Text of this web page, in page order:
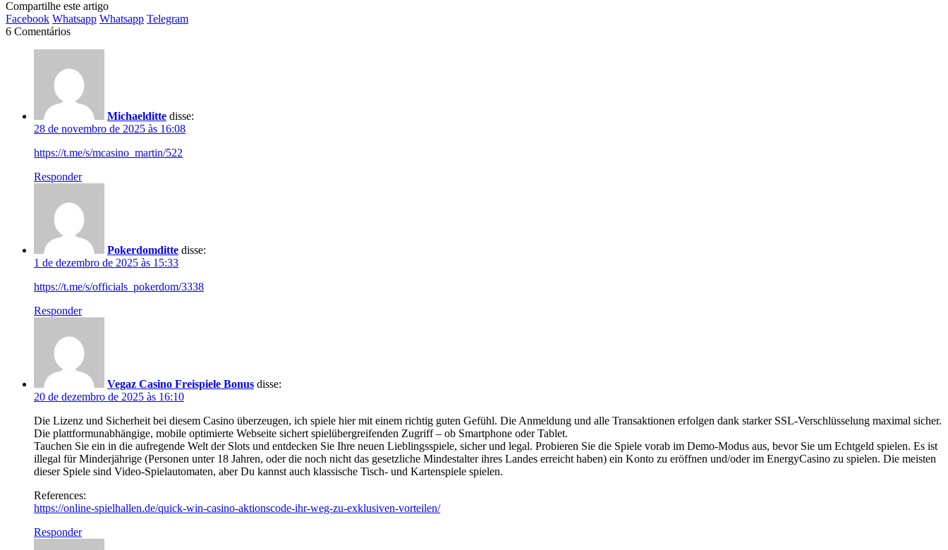
Compartilhe este artigo
Facebook Whatsapp Whatsapp Telegram
6 Comentários
Michaelditte disse:
28 de novembro de 2025 às 16:08
https://t.me/s/mcasino_martin/522
Responder
Pokerdomditte disse:
1 de dezembro de 2025 às 15:33
https://t.me/s/officials_pokerdom/3338
Responder
Vegaz Casino Freispiele Bonus disse:
20 de dezembro de 2025 às 16:10
Die Lizenz und Sicherheit bei diesem Casino überzeugen, ich spiele hier mit einem richtig guten Gefühl. Die Anmeldung und alle Transaktionen erfolgen dank starker SSL-Verschlüsselung maximal sicher.
Die plattformunabhängige, mobile optimierte Webseite sichert spielübergreifenden Zugriff – ob Smartphone oder Tablet.
Tauchen Sie ein in die aufregende Welt der Slots und entdecken Sie Ihre neuen Lieblingsspiele, sicher und legal. Probieren Sie die Spiele vorab im Demo-Modus aus, bevor Sie um Echtgeld spielen. Es ist
illegal für Minderjährige (Personen unter 18 Jahren, oder die noch nicht das gesetzliche Mindestalter ihres Landes erreicht haben) ein Konto zu eröffnen und/oder im EnergyCasino zu spielen. Die meisten
dieser Spiele sind Video-Spielautomaten, aber Du kannst auch klassische Tisch- und Kartenspiele spielen.
References:
https://online-spielhallen.de/quick-win-casino-aktionscode-ihr-weg-zu-exklusiven-vorteilen/
Responder